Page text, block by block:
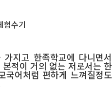
험수기
지고 한족학교에 다니면서
적이 거의 없는 저로서는 한
국어처럼 편하게 느껴질정도